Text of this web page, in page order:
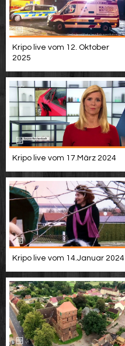
Kripo live vom 12. Oktober
2025
Kripo live vom 17.März 2024
Kripo live vom 14.Januar 2024